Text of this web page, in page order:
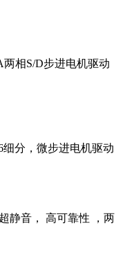
相S/D步进电机驱动
细分，微步进电机驱动
静音， 高可靠性 ，两